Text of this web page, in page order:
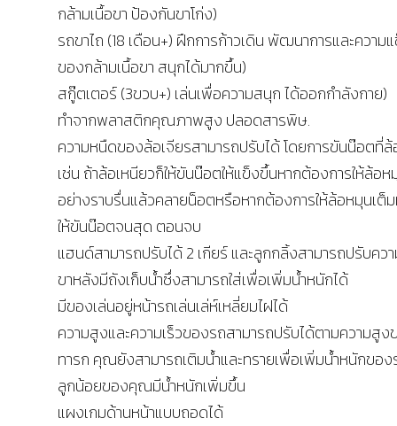
กล้ามเนื้อขา ป้องกันขาโก่ง)
รถขาไถ (18 เดือน+) ฝึกการก้าวเดิน พัฒนาการและความ
ของกล้ามเนื้อขา สนุกได้มากขึ้น)
สกู๊ตเตอร์ (3ขวบ+) เล่นเพื่อความสนุก ได้ออกกำลังกาย)
ทำจากพลาสติกคุณภาพสูง ปลอดสารพิษ.
ความหนืดของล้อเจียรสามารถปรับได้ โดยการขันน๊อตที่ล้
เช่น ถ้าล้อเหนียวก็ให้ขันน๊อตให้แข็งขึ้นหากต้องการให้ล้อห
อย่างราบรื่นแล้วคลายน็อตหรือหากต้องการให้ล้อหมุนเต็
ให้ขันน๊อตจนสุด ตอนจบ
แฮนด์สามารถปรับได้ 2 เกียร์ และลูกกลิ้งสามารถปรับควา
ขาหลังมีถังเก็บน้ำซึ่งสามารถใส่เพื่อเพิ่มน้ำหนักได้
มีของเล่นอยู่หน้ารถเล่นเล่ห์เหลี่ยมไฝได้
ความสูงและความเร็วของรถสามารถปรับได้ตามความสูง
ทารก คุณยังสามารถเติมน้ำและทรายเพื่อเพิ่มน้ำหนักของ
ลูกน้อยของคุณมีน้ำหนักเพิ่มขึ้น
แผงเกมด้านหน้าแบบถอดได้